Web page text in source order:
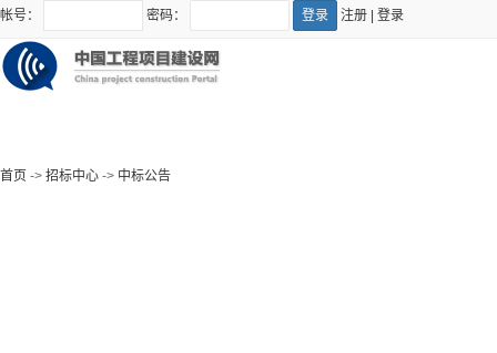
帐号： 密码： 注册 登录
首页 -> 招标中心 -> 中标公告